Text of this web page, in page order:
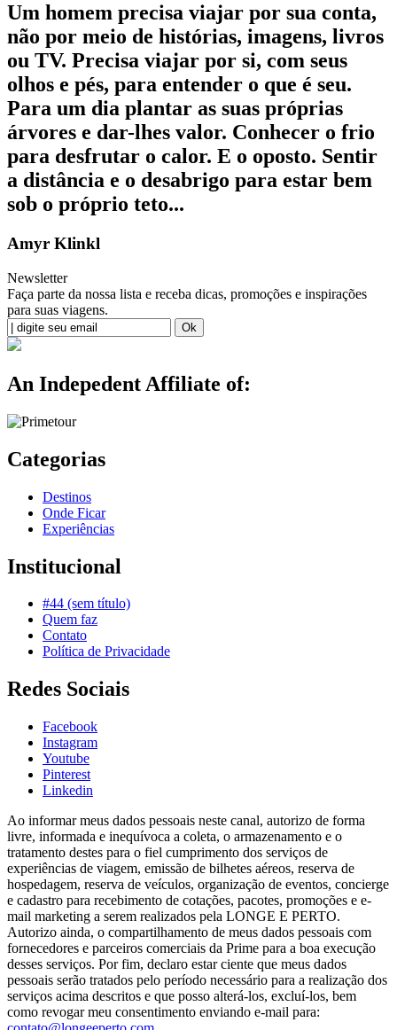
Um homem precisa viajar por sua conta,
não por meio de histórias, imagens, livros
ou TV. Precisa viajar por si, com seus
olhos e pés, para entender o que é seu.
Para um dia plantar as suas próprias
árvores e dar-lhes valor. Conhecer o frio
para desfrutar o calor. E o oposto. Sentir
a distância e o desabrigo para estar bem
sob o próprio teto...
Amyr Klinkl
Newsletter
Faça parte da nossa lista e receba dicas, promoções e inspirações
para suas viagens.
An Indepedent Affiliate of:
Categorias
Destinos
Onde Ficar
Experiências
Institucional
#44 (sem título)
Quem faz
Contato
Política de Privacidade
Redes Sociais
Facebook
Instagram
Youtube
Pinterest
Linkedin
Ao informar meus dados pessoais neste canal, autorizo de forma
livre, informada e inequívoca a coleta, o armazenamento e o
tratamento destes para o fiel cumprimento dos serviços de
experiências de viagem, emissão de bilhetes aéreos, reserva de
hospedagem, reserva de veículos, organização de eventos, concierge
e cadastro para recebimento de cotações, pacotes, promoções e e-
mail marketing a serem realizados pela LONGE E PERTO.
Autorizo ainda, o compartilhamento de meus dados pessoais com
fornecedores e parceiros comerciais da Prime para a boa execução
desses serviços. Por fim, declaro estar ciente que meus dados
pessoais serão tratados pelo período necessário para a realização dos
serviços acima descritos e que posso alterá-los, excluí-los, bem
como revogar meu consentimento enviando e-mail para: